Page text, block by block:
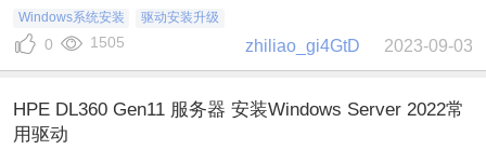
Windows系统安装 驱动安装升级
zhiliao_gi4GtD 2023-09-03
0 1505
HPE DL360 Gen11 服务器 安装Windows Server 2022常
用驱动